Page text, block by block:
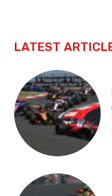
LATEST